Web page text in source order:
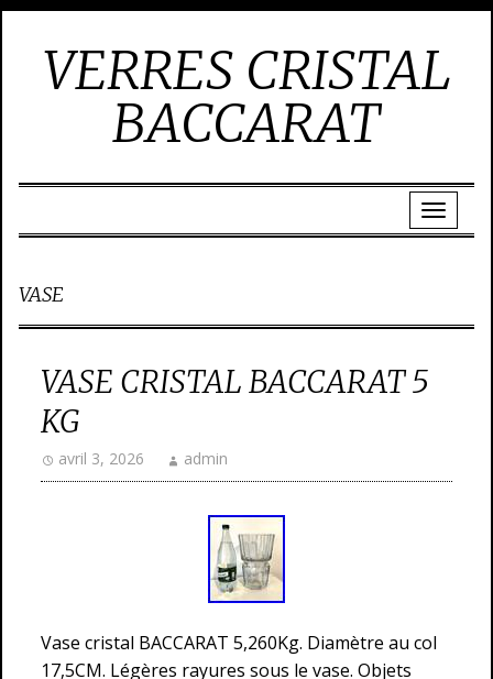
VERRES CRISTAL
BACCARAT
VASE
VASE CRISTAL BACCARAT 5
KG
avril 3, 2026 admin
Vase cristal BACCARAT 5,260Kg. Diamètre au col
17,5CM. Légères rayures sous le vase. Objets